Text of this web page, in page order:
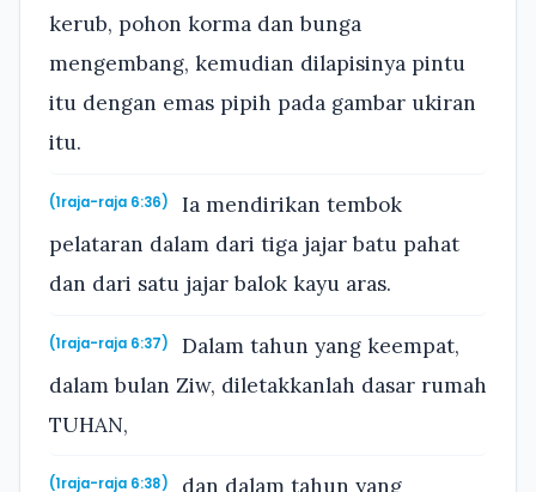
kerub, pohon korma dan bunga
mengembang, kemudian dilapisinya pintu
itu dengan emas pipih pada gambar ukiran
itu.
(1raja-raja 6:36)
Ia mendirikan tembok
pelataran dalam dari tiga jajar batu pahat
dan dari satu jajar balok kayu aras.
(1raja-raja 6:37)
Dalam tahun yang keempat,
dalam bulan Ziw, diletakkanlah dasar rumah
TUHAN,
(1raja-raja 6:38)
dan dalam tahun yang